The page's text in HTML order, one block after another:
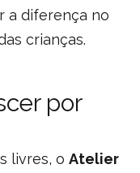
a diferença no
crianças.
por
livres, o Atelier